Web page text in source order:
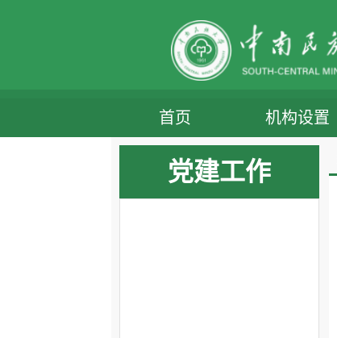
首页 机构设置
党建工作